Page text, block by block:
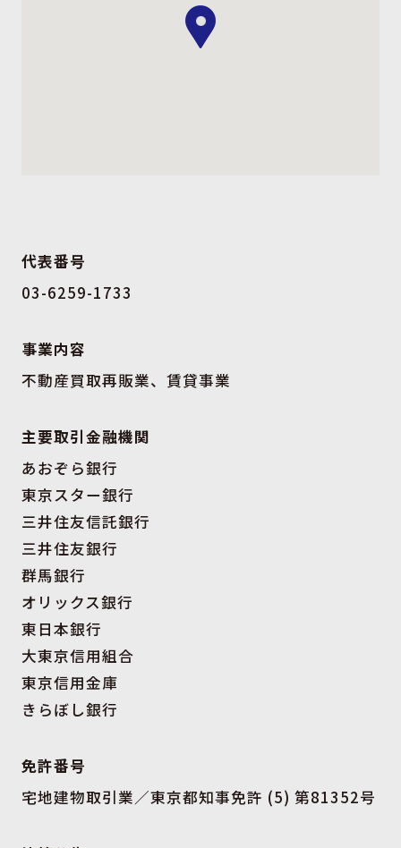
代表番号
03-6259-1733
事業内容
不動産買取再販業、賃貸事業
主要取引金融機関
あおぞら銀行
東京スター銀行
三井住友信託銀行
三井住友銀行
群馬銀行
オリックス銀行
東日本銀行
大東京信用組合
東京信用金庫
きらぼし銀行
免許番号
宅地建物取引業／東京都知事免許 (5) 第81352号